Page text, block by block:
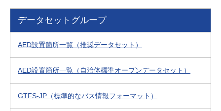
データセットグループ
AED設置箇所一覧（推奨データセット）
AED設置箇所一覧（自治体標準オープンデータセット）
GTFS-JP（標準的なバス情報フォーマット）